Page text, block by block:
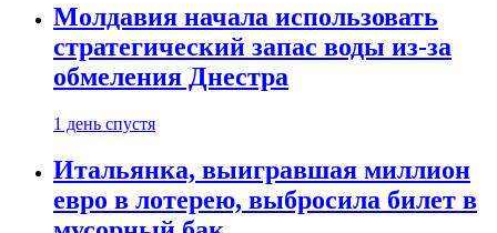
Молдавия начала использовать
стратегический запас воды из-за
обмеления Днестра
1 день спустя
Итальянка, выигравшая миллион
евро в лотерею, выбросила билет в